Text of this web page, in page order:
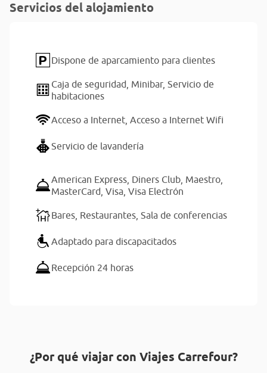
Servicios del alojamiento
Dispone de aparcamiento para clientes
Caja de seguridad, Minibar, Servicio de
habitaciones
Acceso a Internet, Acceso a Internet Wifi
Servicio de lavandería
American Express, Diners Club, Maestro,
MasterCard, Visa, Visa Electrón
Bares, Restaurantes, Sala de conferencias
Adaptado para discapacitados
Recepción 24 horas
¿Por qué viajar con Viajes Carrefour?